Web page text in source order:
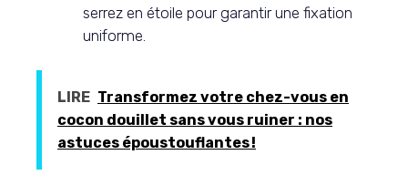
serrez en étoile pour garantir une fixation
uniforme.
LIRE Transformez votre chez-vous en
cocon douillet sans vous ruiner : nos
astuces époustouflantes !